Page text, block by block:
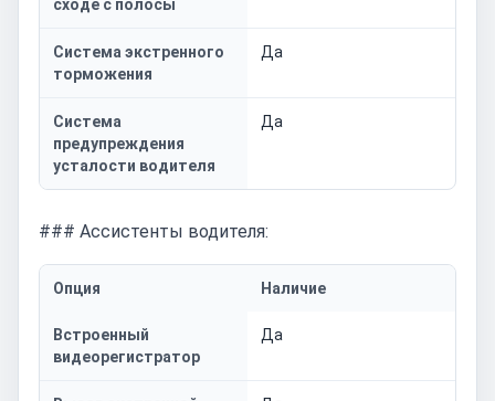
сходе с полосы
Система экстренного
торможения
Да
Система
предупреждения
усталости водителя
Да
### Ассистенты водителя:
Опция Наличие
Встроенный
видеорегистратор
Да